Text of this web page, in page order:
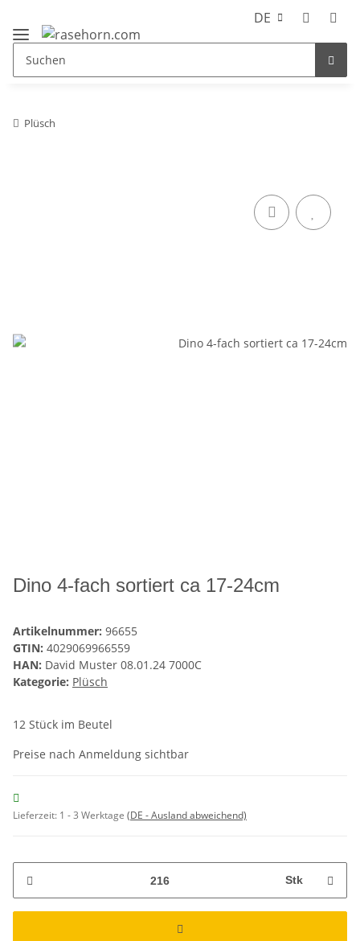
DE
Plüsch
Dino 4-fach sortiert ca 17-24cm
Artikelnummer: 96655
GTIN: 4029069966559
HAN: David Muster 08.01.24 7000C
Kategorie: Plüsch
12 Stück im Beutel
Preise nach Anmeldung sichtbar
Lieferzeit: 1 - 3 Werktage (DE - Ausland abweichend)
Stk